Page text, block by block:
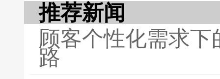
推荐新闻
顾客个性化需求
路